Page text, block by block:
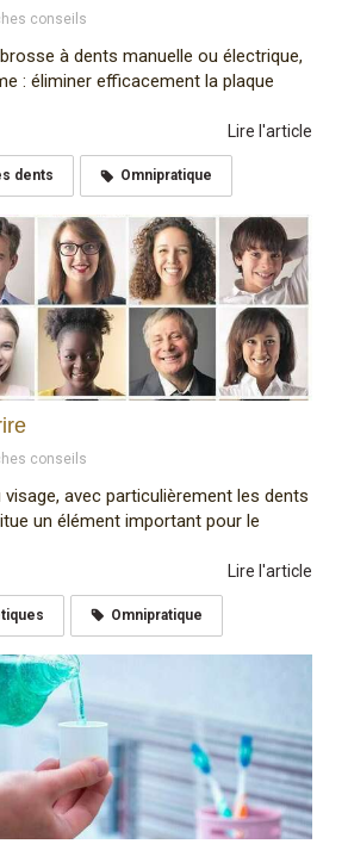
conseils
à dents manuelle ou électrique,
: éliminer efficacement la plaque
Lire l'article
dents Omnipratique
conseils
avec particulièrement les dents
un élément important pour le
Lire l'article
Omnipratique